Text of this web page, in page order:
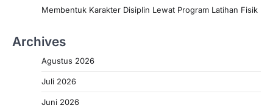
Membentuk Karakter Disiplin Lewat Program Latihan Fisik
Archives
Agustus 2026
Juli 2026
Juni 2026